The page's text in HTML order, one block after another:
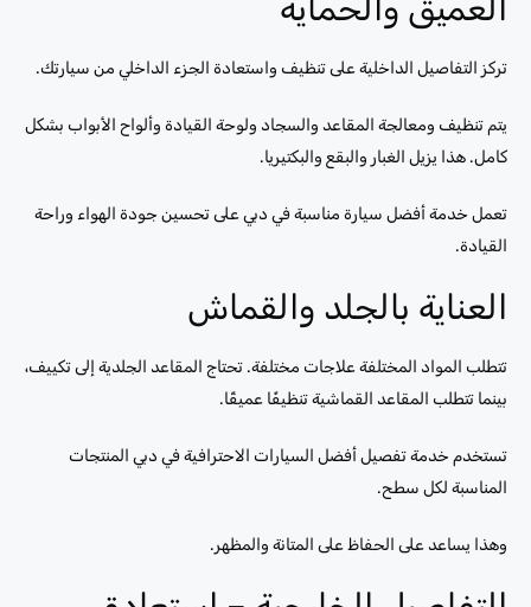
العميق والحماية
تركز التفاصيل الداخلية على تنظيف واستعادة الجزء الداخلي من سيارتك.
يتم تنظيف ومعالجة المقاعد والسجاد ولوحة القيادة وألواح الأبواب بشكل
كامل. هذا يزيل الغبار والبقع والبكتيريا.
تعمل خدمة أفضل سيارة مناسبة في دبي على تحسين جودة الهواء وراحة
القيادة.
العناية بالجلد والقماش
تتطلب المواد المختلفة علاجات مختلفة. تحتاج المقاعد الجلدية إلى تكييف،
بينما تتطلب المقاعد القماشية تنظيفًا عميقًا.
تستخدم خدمة تفصيل أفضل السيارات الاحترافية في دبي المنتجات
المناسبة لكل سطح.
وهذا يساعد على الحفاظ على المتانة والمظهر.